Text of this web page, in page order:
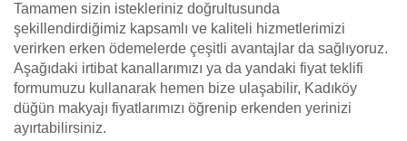
Tamamen sizin istekleriniz doğrultusunda
şekillendirdiğimiz kapsamlı ve kaliteli hizmetlerimizi
verirken erken ödemelerde çeşitli avantajlar da sağlıyoruz.
Aşağıdaki irtibat kanallarımızı ya da yandaki fiyat teklifi
formumuzu kullanarak hemen bize ulaşabilir, Kadıköy
düğün makyajı fiyatlarımızı öğrenip erkenden yerinizi
ayırtabilirsiniz.